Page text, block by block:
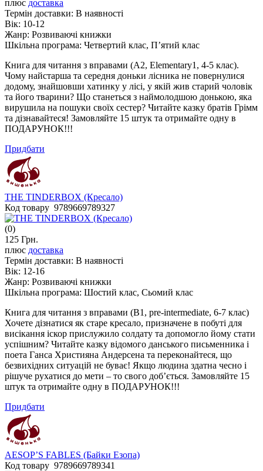
плюс доставка
Термін доставки: В наявності
Вік: 10-12
Жанр: Розвиваючі книжки
Шкільна програма: Четвертий клас, П’ятий клас
Книга для читання з вправами (А2, Elementary1, 4-5 клас).
Чому найстарша та середня доньки лісника не повернулися
додому, знайшовши хатинку у лісі, у якій жив старий чоловік
та його тварини? Що станеться з наймолодшою донькою, яка
вирушила на пошуки своїх сестер? Читайте казку братів Грімм
та дізнавайтеся! Замовляйте 15 штук та отримайте одну в
ПОДАРУНОК!!!
Придбати
THE TINDERBOX (Кресало)
Код товару 9789669789327
(0)
125 Грн.
плюс доставка
Термін доставки: В наявності
Вік: 12-16
Жанр: Розвиваючі книжки
Шкільна програма: Шостий клас, Сьомий клас
Книга для читання з вправами (В1, pre-intermediate, 6-7 клас)
Хочете дізнатися як старе кресало, призначене в побуті для
висікання іскор прислужило солдату та допомогло йому стати
успішним? Читайте казку відомого данського письменника і
поета Ганса Християна Андерсена та переконайтеся, що
безвихідних ситуацій не буває! Якщо людина здатна чесно і
рішуче рухатися до мети – то свого доб’ється. Замовляйте 15
штук та отримайте одну в ПОДАРУНОК!!!
Придбати
AESOP’S FABLES (Байки Езопа)
Код товару 9789669789341